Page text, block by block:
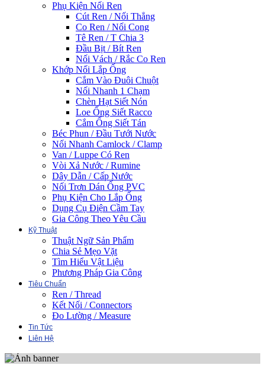
Phụ Kiện Nối Ren
Cút Ren / Nối Thẳng
Co Ren / Nối Cong
Tê Ren / T Chia 3
Đầu Bịt / Bít Ren
Nối Vách / Rắc Co Ren
Khớp Nối Lắp Ống
Cắm Vào Đuôi Chuột
Nối Nhanh 1 Chạm
Chèn Hạt Siết Nón
Loe Ống Siết Racco
Cắm Ống Siết Tán
Béc Phun / Đầu Tưới Nước
Nối Nhanh Camlock / Clamp
Van / Luppe Có Ren
Vòi Xả Nước / Rumine
Dây Dẫn / Cấp Nước
Nối Trơn Dán Ống PVC
Phụ Kiện Cho Lắp Ống
Dụng Cụ Điện Cầm Tay
Gia Công Theo Yêu Cầu
Kỹ Thuật
Thuật Ngữ Sản Phẩm
Chia Sẻ Mẹo Vặt
Tìm Hiểu Vật Liệu
Phương Pháp Gia Công
Tiêu Chuẩn
Ren / Thread
Kết Nối / Connectors
Đo Lường / Measure
Tin Tức
Liên Hệ